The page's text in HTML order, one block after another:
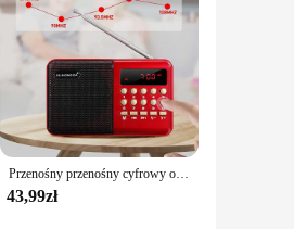
Przenośny przenośny cyfrowy odtwarzacz FM USB TF MP3 z akumulatorem
43,99zł